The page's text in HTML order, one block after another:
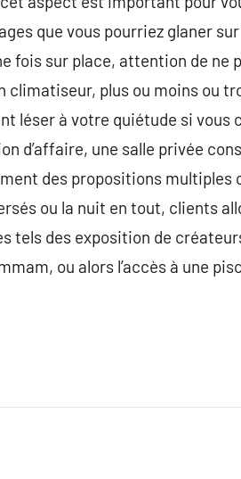
que vous pourriez glaner
fois sur place, attention de ne
plus ou moins ou
léser à votre quiétude si vous
d’affaire, une salle privée
des propositions multiples
ou la nuit en tout, clients
tels des exposition de
ou alors l’accès à une